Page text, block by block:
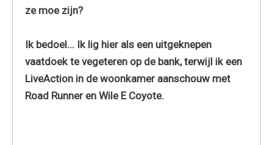
ze moe zijn?
Ik bedoel... Ik lig hier als een uitgeknepen
vaatdoek te vegeteren op de bank, terwijl ik een
LiveAction in de woonkamer aanschouw met
Road Runner en Wile E Coyote.